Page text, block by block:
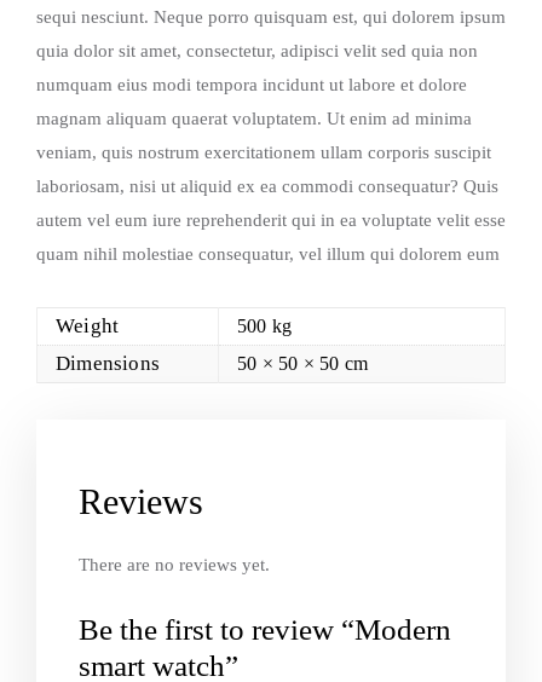
sequi nesciunt. Neque porro quisquam est, qui dolorem ipsum
quia dolor sit amet, consectetur, adipisci velit sed quia non
numquam eius modi tempora incidunt ut labore et dolore
magnam aliquam quaerat voluptatem. Ut enim ad minima
veniam, quis nostrum exercitationem ullam corporis suscipit
laboriosam, nisi ut aliquid ex ea commodi consequatur? Quis
autem vel eum iure reprehenderit qui in ea voluptate velit esse
quam nihil molestiae consequatur, vel illum qui dolorem eum
Weight 500 kg
Dimensions 50 × 50 × 50 cm
Reviews
There are no reviews yet.
Be the first to review “Modern
smart watch”